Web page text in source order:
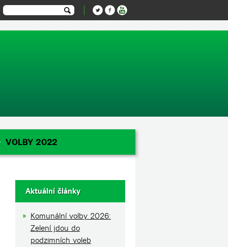
1');
VOLBY 2022
Aktuální články
Komunální volby 2026:
Zelení jdou do
podzimních voleb